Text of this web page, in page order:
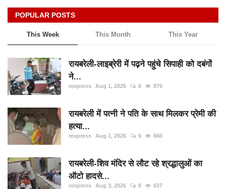
अपराध
राजनीति
शिक्षा
स्वास्थ्य
साक्षात्कार
सामाजिक
खेल
latest
प्रशासनिक
दुर्घटना
POPULAR POSTS
This Week This Month This Year
रायबरेली-लाइब्रेरी में पढ़ने पहुंचे सिपाही को दबंगों
ने...
rexpress Aug 1, 2026 0 875
रायबरेली में पत्नी ने पति के साथ मिलकर प्रेमी की
हत्या...
rexpress Aug 1, 2026 0 660
रायबरेली-शिव मंदिर से लौट रहे श्रद्धालुओं का
ऑटो हादसे...
rexpress Aug 3, 2026 0 637